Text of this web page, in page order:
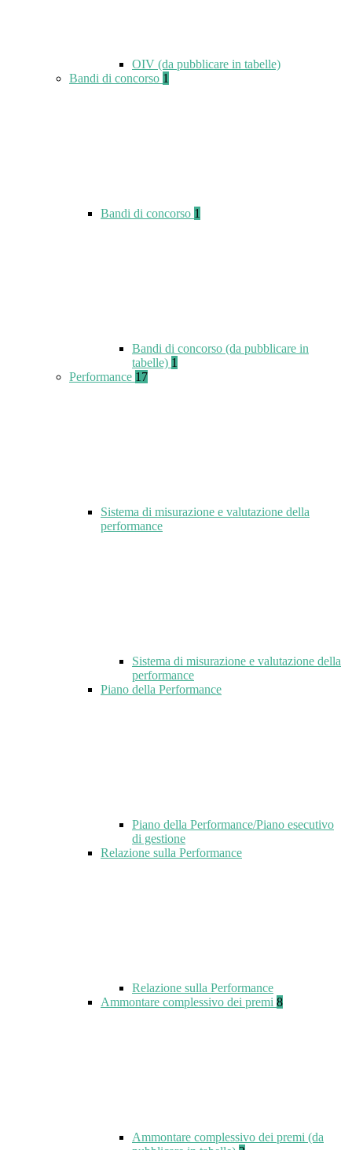
OIV (da pubblicare in tabelle)
Bandi di concorso 1
Bandi di concorso 1
Bandi di concorso (da pubblicare in
tabelle) 1
Performance 17
Sistema di misurazione e valutazione della
performance
Sistema di misurazione e valutazione della
performance
Piano della Performance
Piano della Performance/Piano esecutivo
di gestione
Relazione sulla Performance
Relazione sulla Performance
Ammontare complessivo dei premi 8
Ammontare complessivo dei premi (da